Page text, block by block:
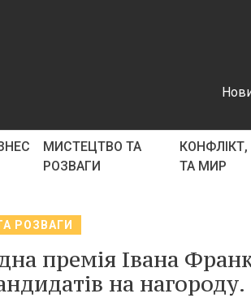
МИСТЕЦТВО ТА
РОЗВАГИ
КОНФЛІКТ,
ТА МИР
РОЗВАГИ
премія Івана
на нагороду.